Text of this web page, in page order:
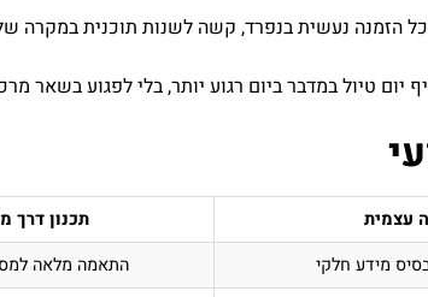
הזמנה נעשית בנפרד, קשה לשנות תוכנית במקרה של
טיול במדבר ביום רגוע יותר, בלי לפגוע בשאר
עצמית
תכנון דרך
מידע חלקי
התאמה מלאה